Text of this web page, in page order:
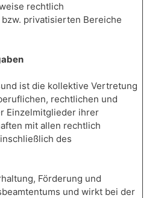
rechtlich
privatisierten Bereiche
ist die kollektive Vertretung
rechtlichen und
Einzelmitglieder ihrer
mit allen rechtlich
des
Förderung und
und wirkt bei der